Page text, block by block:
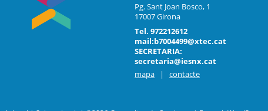
Pg. Sant Joan Bosco, 1
17007 Girona
Tel. 972212612
mail:b7004499@xtec.cat
SECRETARIA:
secretaria@iesnx.cat
mapa
| contacte